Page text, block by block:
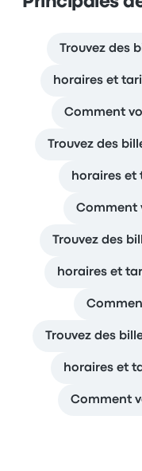
Trouvez des
horaires et
Comment
Trouvez des
horaires et
Comment
Trouvez des
horaires et
Trouvez des
horaires et
Comment